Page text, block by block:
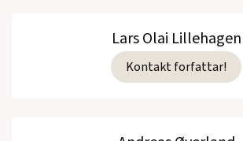
Lars Olai Lillehagen
Kontakt forfattar!